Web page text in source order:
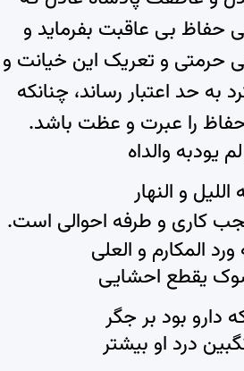
حفاظ بی عاقبت بفرماید و
حرمتی و تعریک این خیانت و
حد اعتبار رساند، چنانکه
حفاظ را عبرت و عظت باشد.
یودبه والداه
اللیل و النهار
کاری و طرفه احوالی است.
المکارم و العلی
یقطع احشایی
دارو بود بر جگر
درد او بیشتر